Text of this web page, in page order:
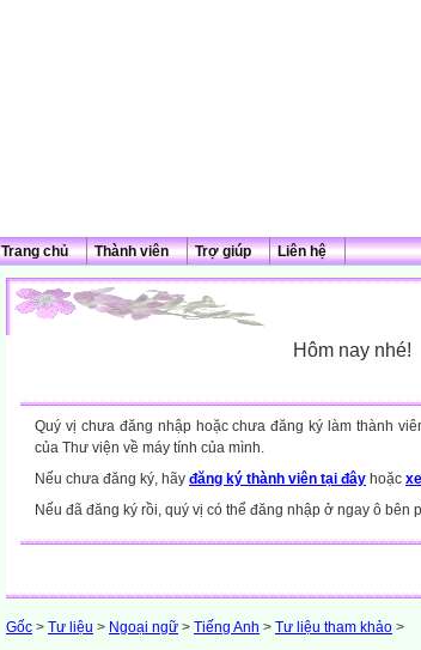
Trang chủ Thành viên Trợ giúp Liên hệ
Hôm nay nhé!
Quý vị chưa đăng nhập hoặc chưa đăng ký làm thành
của Thư viện về máy tính của mình.
Nếu chưa đăng ký, hãy đăng ký thành viên tại đây hoặc
Nếu đã đăng ký rồi, quý vị có thể đăng nhập ở ngay ô bên
Gốc > Tư liệu > Ngoại ngữ > Tiếng Anh > Tư liệu tham khảo >